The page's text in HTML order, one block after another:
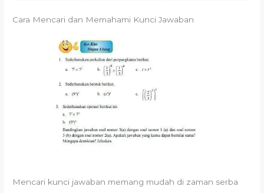
Cara Mencari dan Memahami Kunci Jawaban
Mencari kunci jawaban memang mudah di zaman serba